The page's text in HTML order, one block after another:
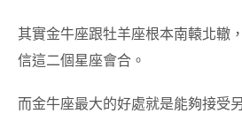
其實金牛座跟牡羊座根本南轅北轍
信這二個星座會合。
而金牛座最大的好處就是能夠接受